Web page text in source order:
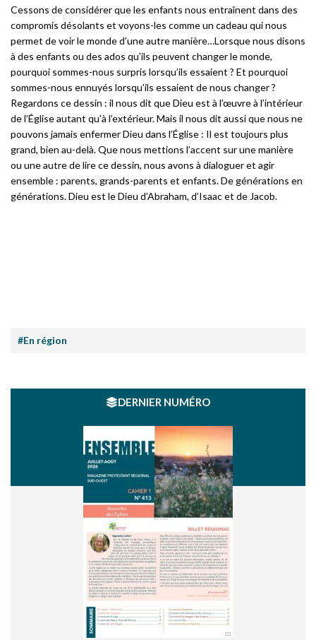
Cessons de considérer que les enfants nous entraînent dans des
compromis désolants et voyons-les comme un cadeau qui nous
permet de voir le monde d’une autre manière…Lorsque nous disons
à des enfants ou des ados qu’ils peuvent changer le monde,
pourquoi sommes-nous surpris lorsqu’ils essaient ? Et pourquoi
sommes-nous ennuyés lorsqu’ils essaient de nous changer ?
Regardons ce dessin : il nous dit que Dieu est à l’œuvre à l’intérieur
de l’Église autant qu’à l’extérieur. Mais il nous dit aussi que nous ne
pouvons jamais enfermer Dieu dans l’Église : Il est toujours plus
grand, bien au-delà. Que nous mettions l’accent sur une manière
ou une autre de lire ce dessin, nous avons à dialoguer et agir
ensemble : parents, grands-parents et enfants. De générations en
générations. Dieu est le Dieu d’Abraham, d’Isaac et de Jacob.
#En région
DERNIER NUMÉRO